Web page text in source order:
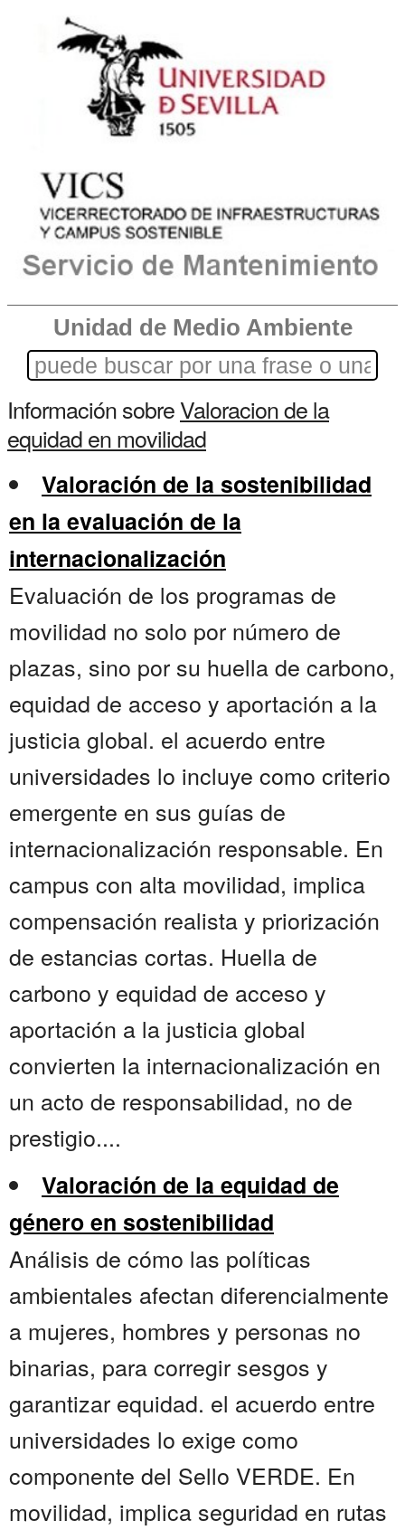
Unidad de Medio Ambiente
Información sobreValoracion de la
equidad en movilidad
Valoración de la sostenibilidad
en la evaluación de la
internacionalización
Evaluación de los programas de
movilidad no solo por número de
plazas, sino por su huella de carbono,
equidad de acceso y aportación a la
justicia global. el acuerdo entre
universidades lo incluye como criterio
emergente en sus guías de
internacionalización responsable. En
campus con alta movilidad, implica
compensación realista y priorización
de estancias cortas. Huella de
carbono y equidad de acceso y
aportación a la justicia global
convierten la internacionalización en
un acto de responsabilidad, no de
prestigio....
Valoración de la equidad de
género en sostenibilidad
Análisis de cómo las políticas
ambientales afectan diferencialmente
a mujeres, hombres y personas no
binarias, para corregir sesgos y
garantizar equidad. el acuerdo entre
universidades lo exige como
componente del Sello VERDE. En
movilidad, implica seguridad en rutas